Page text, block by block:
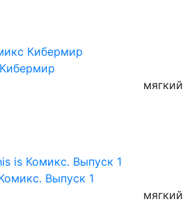
Кибермир
мягкий
Выпуск 1
мягкий